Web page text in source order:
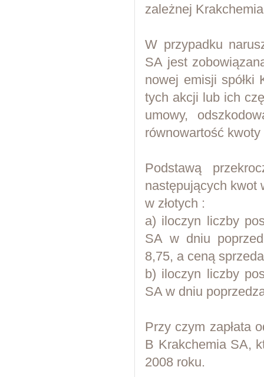
zależnej
W przypadku
SA jest
nowej emisji
tych akcji lub ich
umowy,
równowartość
Podstawą
następujących kwot
w złotych :
a) iloczyn liczby
SA w dniu
8,75, a ceną
b) iloczyn liczby
SA w dniu
Przy czym zapłata
B Krakchemia SA,
2008 roku.